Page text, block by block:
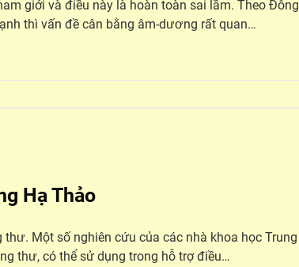
giới và điều này là hoàn toàn sai lầm. Theo Đông
thì vấn đề cân bằng âm-dương rất quan…
Hạ Thảo
Một số nghiên cứu của các nhà khoa học Trung
thư, có thể sử dụng trong hỗ trợ điều…